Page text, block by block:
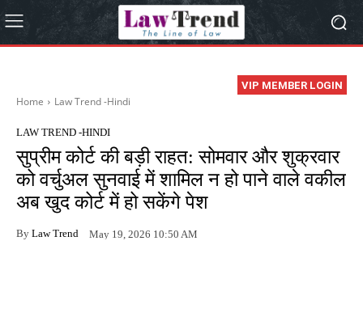
VIP MEMBER LOGIN
Home Law Trend -Hindi
LAW TREND -HINDI
सुप्रीम कोर्ट की बड़ी राहत: सोमवार और शुक्रवार
को वर्चुअल सुनवाई में शामिल न हो पाने वाले वकील
अब खुद कोर्ट में हो सकेंगे पेश
By Law Trend May 19, 2026 10:50 AM